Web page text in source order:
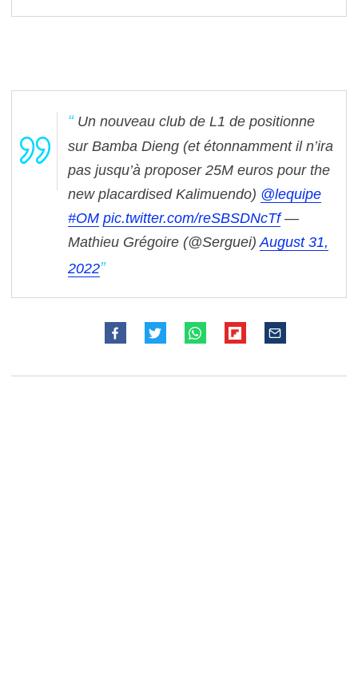
Un nouveau club de L1 de positionne
sur Bamba Dieng (et étonnamment il n’ira
pas jusqu’à proposer 25M euros pour the
new placardised Kalimuendo) @lequipe
#OM pic.twitter.com/reSBSDNcTf —
Mathieu Grégoire (@Serguei) August 31,
2022